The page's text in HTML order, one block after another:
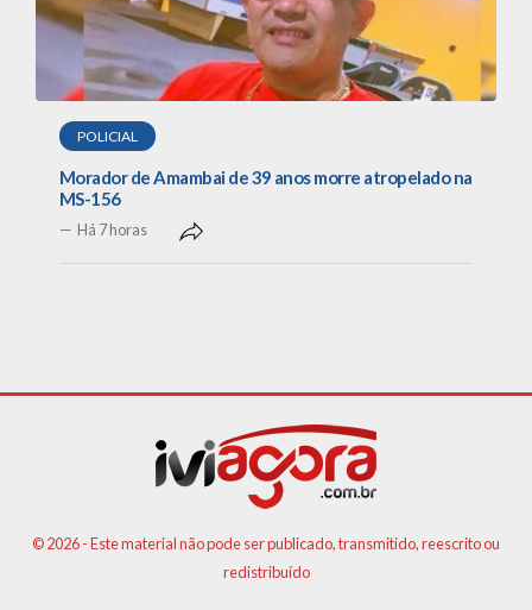
POLICIAL
Morador de Amambai de 39 anos morre atropelado na
MS-156
Há 7 horas
© 2026 - Este material não pode ser publicado, transmitido, reescrito ou
redistribuído